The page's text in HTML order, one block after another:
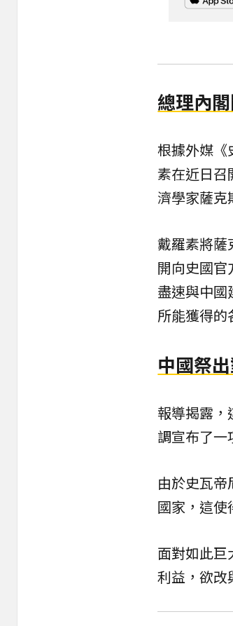
總理內
根據外媒
素在近日召
濟學家薩克
戴羅素將薩
開向史國官
盡速與中國
所能獲得的
中國祭
報導揭露，
調宣布了一
由於史瓦
國家，這使
面對如此巨
利益，欲改